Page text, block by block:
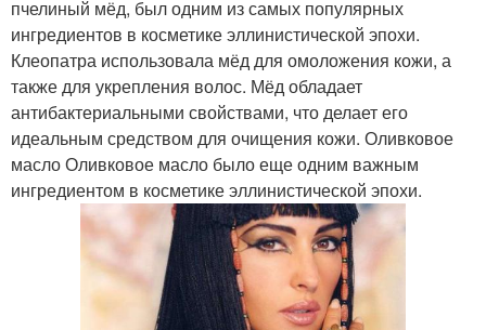
пчелиный мёд, был одним из самых популярных
ингредиентов в косметике эллинистической эпохи.
Клеопатра использовала мёд для омоложения кожи, а
также для укрепления волос. Мёд обладает
антибактериальными свойствами, что делает его
идеальным средством для очищения кожи. Оливковое
масло Оливковое масло было еще одним важным
ингредиентом в косметике эллинистической эпохи.